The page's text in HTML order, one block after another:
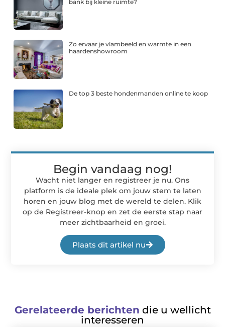
bank bij kleine ruimte?
Zo ervaar je vlambeeld en warmte in een
haardenshowroom
De top 3 beste hondenmanden online te koop
Begin vandaag nog!
Wacht niet langer en registreer je nu. Ons
platform is de ideale plek om jouw stem te laten
horen en jouw blog met de wereld te delen. Klik
op de Registreer-knop en zet de eerste stap naar
meer zichtbaarheid en groei.
Plaats dit artikel nu
Gerelateerde berichten die u wellicht
interesseren